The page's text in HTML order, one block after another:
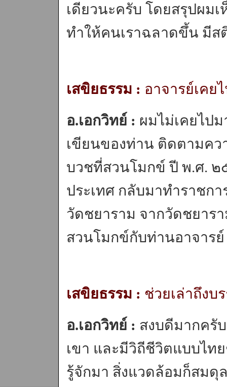
เดียวนะครับ โดยสรุปผม
ทำให้คนเราฉลาดขึ้น มี
เสขิยธรรม : อาจารย์เคย
อ.เอกวิทย์ : ผมไม่เคยไป
เขียนของท่าน ติดตามค
บวชที่สวนโมกข์ ปี พ.ศ. ๒
ประเทศ กลับมาทำราชก
วัดชยาราม จากวัดชยาร
สวนโมกข์กับท่านอาจารย์
เสขิยธรรม : ช่วยเล่าถึง
อ.เอกวิทย์ : สงบดีมากครั
เขา และมีวิถีชีวิตแบบไท
รู้จักมา สิ่งแวดล้อมก็สมดุ